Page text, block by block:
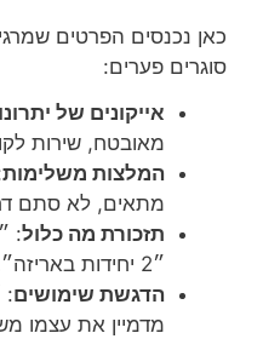
כאן נכנסים הפרטים
סוגרים פערים:
אייקונים של
מאובטח, שירות
המלצות משלימות
מתאים, לא סתם
תזכורת מה כלול:
״2 יחידות באריזה״.
הדגשת שימושים:
מדמיין את עצמו